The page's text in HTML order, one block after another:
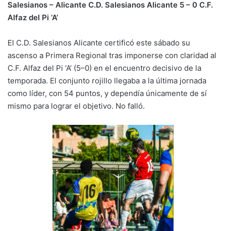
k
Salesianos – Alicante C.D. Salesianos Alicante 5 – 0 C.F.
Alfaz del Pi ‘A’
El C.D. Salesianos Alicante certificó este sábado su
ascenso a Primera Regional tras imponerse con claridad al
C.F. Alfaz del Pi ‘A’ (5–0) en el encuentro decisivo de la
temporada. El conjunto rojillo llegaba a la última jornada
como líder, con 54 puntos, y dependía únicamente de sí
mismo para lograr el objetivo. No falló.